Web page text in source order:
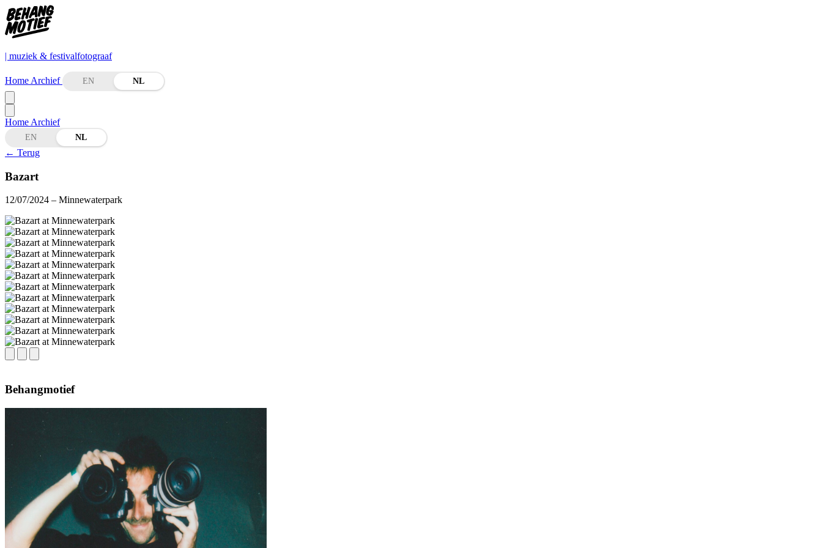
| muziek & festivalfotograaf
Home Archief EN NL
Home Archief
EN NL
← Terug
Bazart
12/07/2024 – Minnewaterpark
Behangmotief